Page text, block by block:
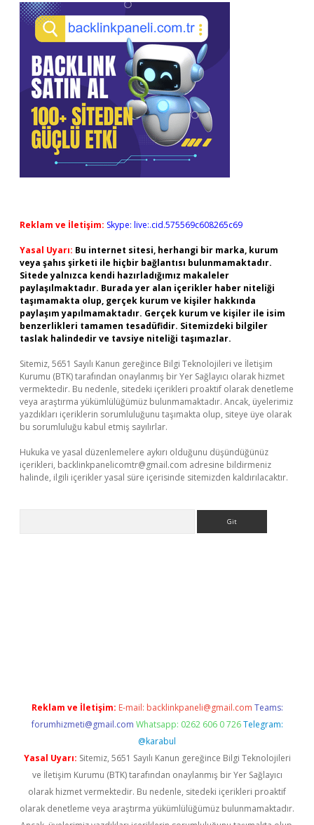
Reklam ve İletişim: Skype: live:.cid.575569c608265c69
Yasal Uyarı: Bu internet sitesi, herhangi bir marka, kurum
veya şahıs şirketi ile hiçbir bağlantısı bulunmamaktadır.
Sitede yalnızca kendi hazırladığımız makaleler
paylaşılmaktadır. Burada yer alan içerikler haber niteliği
taşımamakta olup, gerçek kurum ve kişiler hakkında
paylaşım yapılmamaktadır. Gerçek kurum ve kişiler ile isim
benzerlikleri tamamen tesadüfidir. Sitemizdeki bilgiler
taslak halindedir ve tavsiye niteliği taşımazlar.
Sitemiz, 5651 Sayılı Kanun gereğince Bilgi Teknolojileri ve İletişim
Kurumu (BTK) tarafından onaylanmış bir Yer Sağlayıcı olarak hizmet
vermektedir. Bu nedenle, sitedeki içerikleri proaktif olarak denetleme
veya araştırma yükümlülüğümüz bulunmamaktadır. Ancak, üyelerimiz
yazdıkları içeriklerin sorumluluğunu taşımakta olup, siteye üye olarak
bu sorumluluğu kabul etmiş sayılırlar.
Hukuka ve yasal düzenlemelere aykırı olduğunu düşündüğünüz
içerikleri, backlinkpanelicomtr@gmail.com adresine bildirmeniz
halinde, ilgili içerikler yasal süre içerisinde sitemizden kaldırılacaktır.
Reklam ve İletişim: E-mail: backlinkpaneli@gmail.com Teams:
forumhizmeti@gmail.com Whatsapp: 0262 606 0 726 Telegram:
@karabul
Yasal Uyarı: Sitemiz, 5651 Sayılı Kanun gereğince Bilgi Teknolojileri
ve İletişim Kurumu (BTK) tarafından onaylanmış bir Yer Sağlayıcı
olarak hizmet vermektedir. Bu nedenle, sitedeki içerikleri proaktif
olarak denetleme veya araştırma yükümlülüğümüz bulunmamaktadır.